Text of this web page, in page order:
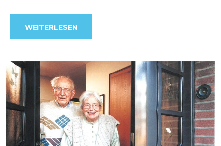
WEITERLESEN